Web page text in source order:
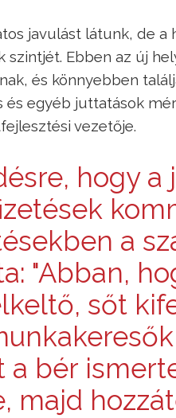
javulást látunk, de
szintjét. Ebben az új
és könnyebben
és egyéb juttatások
vezetője.
hogy
a
"Abban,
sőt
a bér
majd